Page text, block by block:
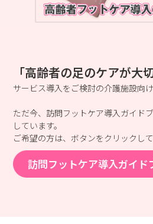
「高齢者の足のケアが大
サービス導入をご検討の介護施設向け
ただ今、訪問フットケア導入ガイド
しています。
ご希望の方は、ボタンをクリックし
訪問フットケア導入ガイド